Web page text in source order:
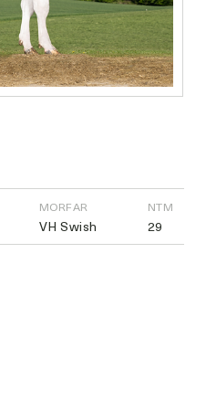
MORFAR
VH Swish
NTM
29